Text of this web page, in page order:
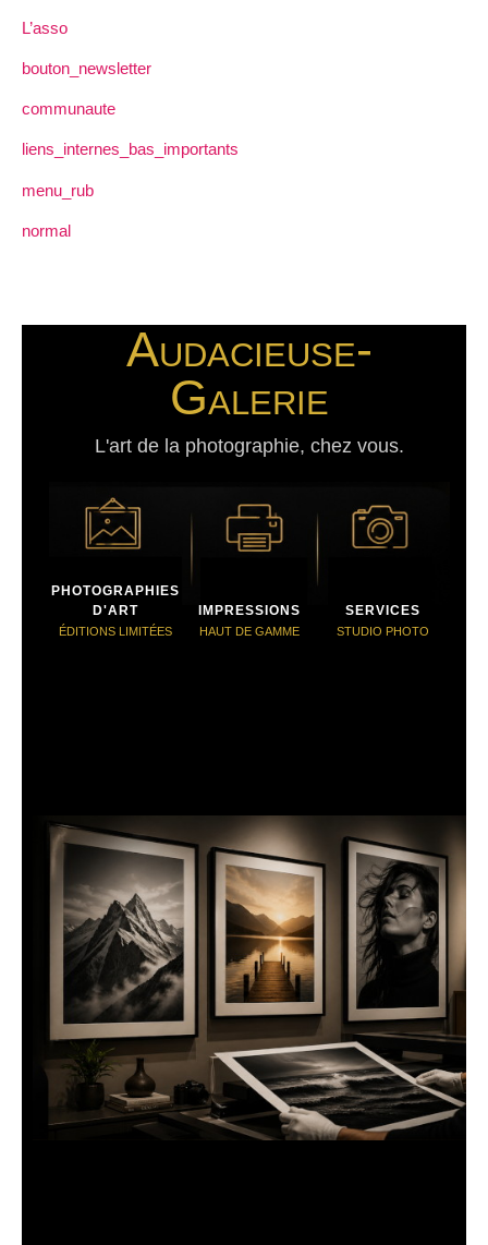
L’asso
bouton_newsletter
communaute
liens_internes_bas_importants
menu_rub
normal
Audacieuse-
Galerie
L'art de la photographie, chez vous.
PHOTOGRAPHIES
D'ART
ÉDITIONS LIMITÉES
IMPRESSIONS
HAUT DE GAMME
SERVICES
STUDIO PHOTO